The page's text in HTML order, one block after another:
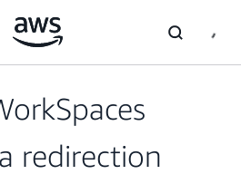
redirection